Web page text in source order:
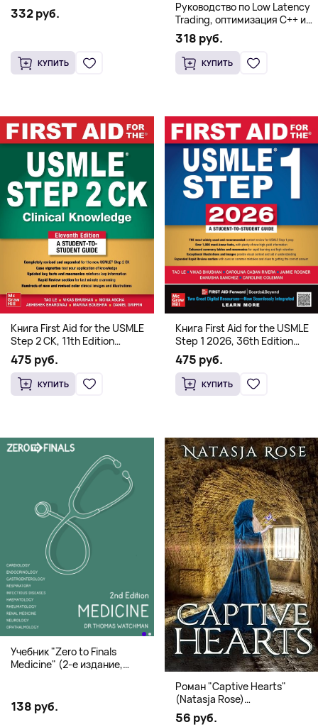
332 руб.
КУПИТЬ
Руководство по Low Latency
Trading, оптимизация C++ и
системная архитектура для
HFT
318 руб.
КУПИТЬ
Книга First Aid for the USMLE
Step 2 CK, 11th Edition
(Мягкий переплет,
Английский язык)
475 руб.
КУПИТЬ
Книга First Aid for the USMLE
Step 1 2026, 36th Edition
(Мягкий переплет,
Английский язык)
475 руб.
КУПИТЬ
Учебник "Zero to Finals
Medicine" (2-е издание,
138 руб.
Роман "Captive Hearts"
(Natasja Rose)
Романтическое фэнтези
56 руб.